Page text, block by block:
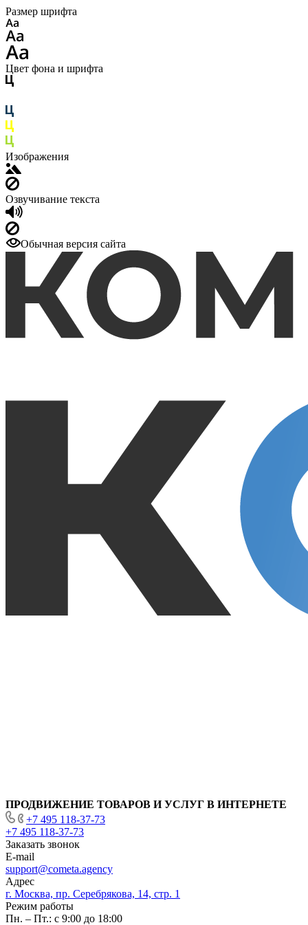
Размер шрифта
Цвет фона и шрифта
Изображения
Озвучивание текста
Обычная версия сайта
ПРОДВИЖЕНИЕ ТОВАРОВ И УСЛУГ В ИНТЕРНЕТЕ
+7 495 118-37-73
+7 495 118-37-73
Заказать звонок
E-mail
support@cometa.agency
Адрес
г. Москва, пр. Серебрякова, 14, стр. 1
Режим работы
Пн. – Пт.: с 9:00 до 18:00